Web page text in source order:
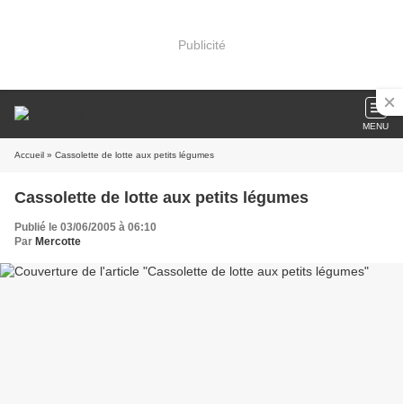
Publicité
MENU
Accueil » Cassolette de lotte aux petits légumes
Cassolette de lotte aux petits légumes
Publié le 03/06/2005 à 06:10
Par Mercotte